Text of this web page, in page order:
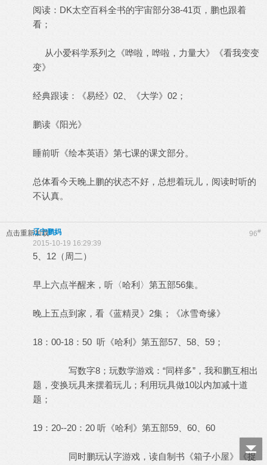
阅读：DK太空百科全书的宇宙部分38-41页，鹏也跟着
看；
从小爱科学系列之《哗啦，哗啦，力量大》《看我变变
变》
经典跟读：《易经》02、《大学》02；
鹏读《阳光》
睡前听《绘本英语》第七课的课文部分。
总体看今天晚上鹏的状态不好，总想着玩儿，阅读时听的
不认真。
点击重新加载 96#
辽宁鹏妈
2015-10-19 16:29:39
5、12（周二）
早上六点半醒来，听〈哈利〉第五部56集。
晚上五点到家，看《蓝精灵》2集；《冰雪奇缘》
18：00-18：50 听《哈利》第五部57、58、59；
写数字8；玩数学游戏：“同样多”，我和鹏互相出
题，变换玩具来摆着玩儿；利用玩具做10以内加减十道
题；
19：20--20：20 听《哈利》第五部59、60、60
同时鹏玩认字游戏，读自制书《箱子小屋》《捉